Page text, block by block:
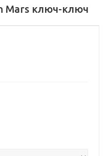
Mars ключ-ключ